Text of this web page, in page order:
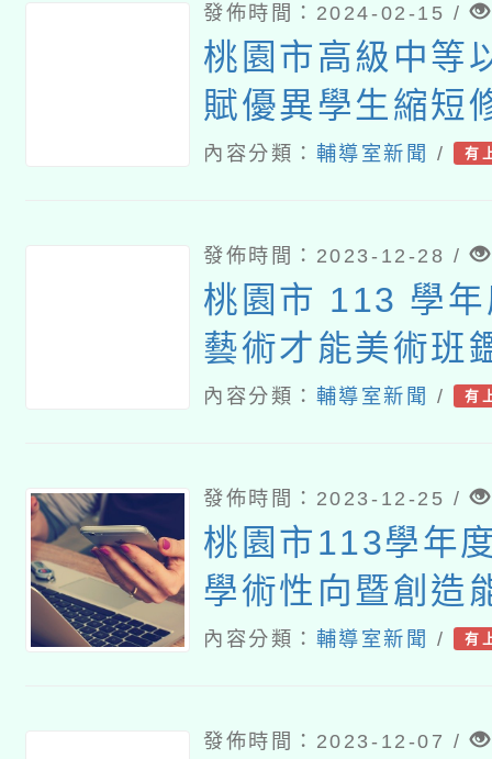
發佈時間：2024-02-15 /
桃園市高級中等
賦優異學生縮短
施要點
內容分類： 輔導室新聞 / 有
發佈時間：2023-12-28 /
桃園市 113 學
藝術才能美術班
章
內容分類： 輔導室新聞 / 有
發佈時間：2023-12-25 /
桃園市113學年
學術性向暨創造
異學生鑑定簡章
內容分類： 輔導室新聞 / 有
發佈時間：2023-12-07 /